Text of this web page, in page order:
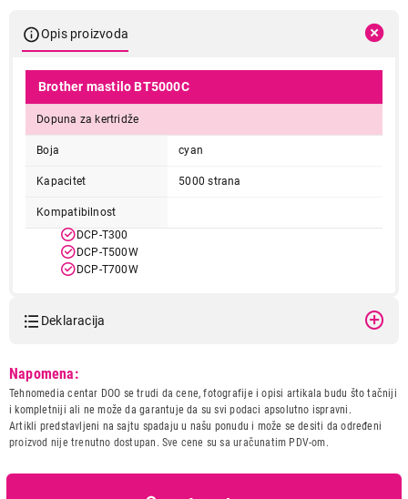
Opis proizvoda
Brother mastilo BT5000C
Dopuna za kertridže
Boja cyan
Kapacitet 5000 strana
Kompatibilnost
DCP-T300
DCP-T500W
DCP-T700W
Deklaracija
Naziv i vrsta robe:
OPREMA ZA STAMPAC
Uvoznik:
DIGITRON IST DOO
Zemlja porekla:
Filipini
kupaca po osnovu zakona o
Napomena:
Tehnomedia centar DOO se trudi da cene, fotografije i opisi artikala budu što tačniji
i kompletniji ali ne može da garantuje da su svi podaci apsolutno ispravni.
Artikli predstavljeni na sajtu spadaju u našu ponudu i može se desiti da određeni
proizvod nije trenutno dostupan. Sve cene su sa uračunatim PDV-om.